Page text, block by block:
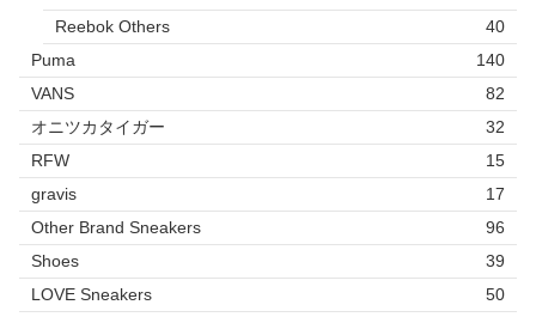
Reebok Others
40
Puma
140
VANS
82
オニツカタイガー
32
RFW
15
gravis
17
Other Brand Sneakers
96
Shoes
39
LOVE Sneakers
50